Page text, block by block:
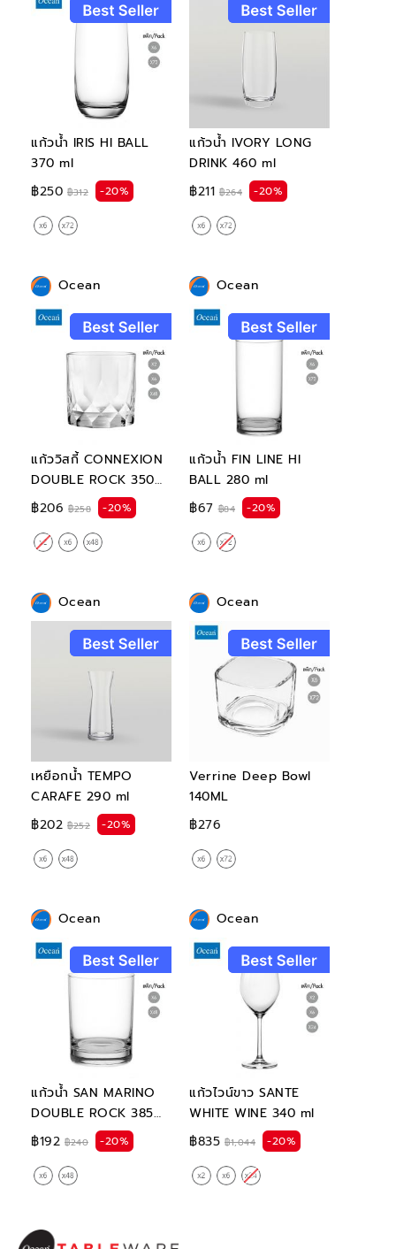
แก้วน้ำ IRIS HI BALL
370 ml
฿250 ฿312 -20%
แก้วน้ำ IVORY LONG
DRINK 460 ml
฿211 ฿264 -20%
Ocean
แก้ววิสกี้ CONNEXION
DOUBLE ROCK 350
ml
฿206 ฿258 -20%
Ocean
แก้วน้ำ FIN LINE HI
BALL 280 ml
฿67 ฿84 -20%
Ocean
เหยือกน้ำ TEMPO
CARAFE 290 ml
฿202 ฿252 -20%
Ocean
Verrine Deep Bowl
140ML
฿276
Ocean
แก้วน้ำ SAN MARINO
DOUBLE ROCK 385
ml
฿192 ฿240 -20%
Ocean
แก้วไวน์ขาว SANTE
WHITE WINE 340 ml
฿835 ฿1,044 -20%